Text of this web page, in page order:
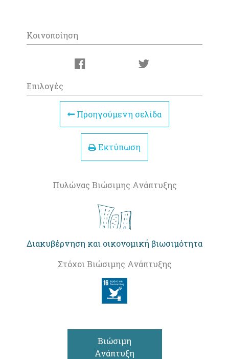
Κοινοποίηση
Επιλογές
Προηγούμενη σελίδα
Εκτύπωση
Πυλώνας Βιώσιμης Ανάπτυξης
Διακυβέρνηση και οικονομική βιωσιμότητα
Στόχοι Βιώσιμης Ανάπτυξης
Βιώσιμη
Ανάπτυξη